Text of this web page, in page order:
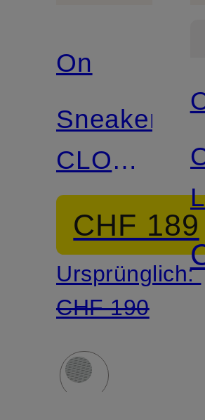
On
Sneaker
CLOUD
6
CHF 189
Ursprünglich:
CHF 190